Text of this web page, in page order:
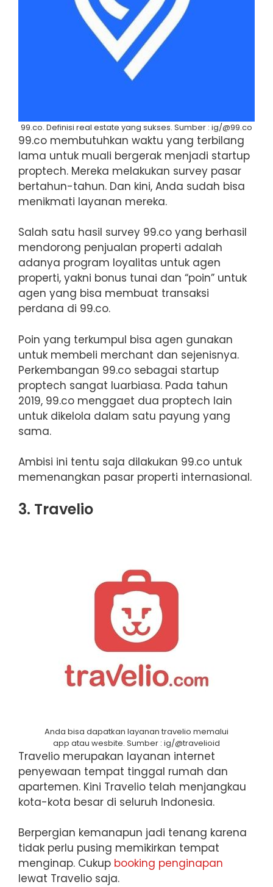
99.co. Definisi real estate yang sukses. Sumber : ig/@99.co
99.co membutuhkan waktu yang terbilang
lama untuk muali bergerak menjadi startup
proptech. Mereka melakukan survey pasar
bertahun-tahun. Dan kini, Anda sudah bisa
menikmati layanan mereka.
Salah satu hasil survey 99.co yang berhasil
mendorong penjualan properti adalah
adanya program loyalitas untuk agen
properti, yakni bonus tunai dan “poin” untuk
agen yang bisa membuat transaksi
perdana di 99.co.
Poin yang terkumpul bisa agen gunakan
untuk membeli merchant dan sejenisnya.
Perkembangan 99.co sebagai startup
proptech sangat luarbiasa. Pada tahun
2019, 99.co menggaet dua proptech lain
untuk dikelola dalam satu payung yang
sama.
Ambisi ini tentu saja dilakukan 99.co untuk
memenangkan pasar properti internasional.
3. Travelio
Anda bisa dapatkan layanan travelio memalui
app atau wesbite. Sumber : ig/@travelioid
Travelio merupakan layanan internet
penyewaan tempat tinggal rumah dan
apartemen. Kini Travelio telah menjangkau
kota-kota besar di seluruh Indonesia.
Berpergian kemanapun jadi tenang karena
tidak perlu pusing memikirkan tempat
menginap. Cukup booking penginapan
lewat Travelio saja.